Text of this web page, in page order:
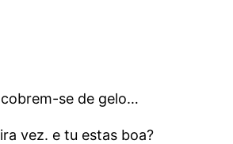
cobrem-se de gelo…
vez. e tu estas boa?